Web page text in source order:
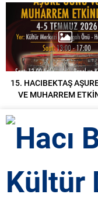
15. HACIBEKTAŞ
VE MUHARREM